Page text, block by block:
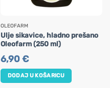
OLEOFARM
Ulje sikavice, hladno prešano
Oleofarm (250 ml)
6,90€
DODAJ U KOŠARICU